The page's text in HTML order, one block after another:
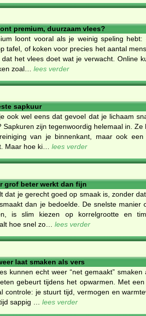
premium, duurzaam vlees?
loont vooral als je weinig speling hebt:
tafel, of koken voor precies het aantal
dat het vlees doet wat je verwacht. Online
zoal… lees verder
sapkuur
ook wel eens dat gevoel dat je lichaam
Sapkuren zijn tegenwoordig helemaal in. Ze
van je binnenkant, maar ook
Maar hoe ki… lees verder
grof beter werkt dan fijn
dat je gerecht goed op smaak is, zonder
dan je bedoelde. De snelste manier
is slim kiezen op korrelgrootte en
hoe snel zo… lees verder
laat smaken als vers
kunnen echt weer “net gemaakt”
gebeurt tijdens het opwarmen. Met
controle: je stuurt tijd, vermogen en
sappig … lees verder